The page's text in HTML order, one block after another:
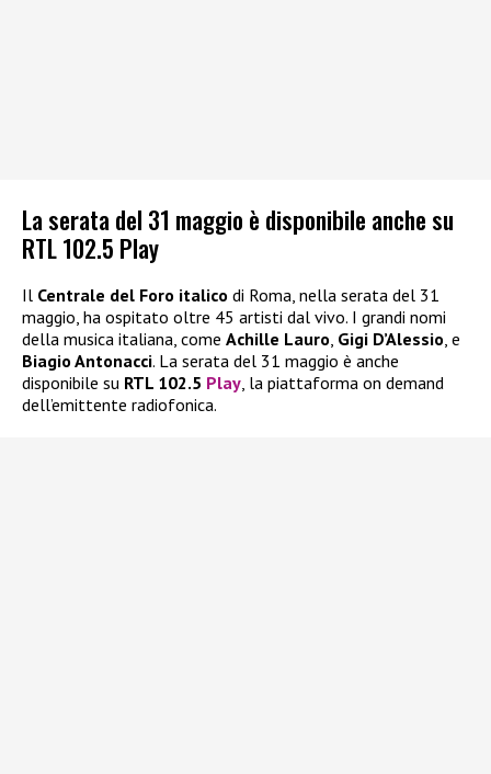
La serata del 31 maggio è disponibile anche su
RTL 102.5 Play
Il Centrale del Foro italico di Roma, nella serata del 31
maggio, ha ospitato oltre 45 artisti dal vivo. I grandi nomi
della musica italiana, come Achille Lauro Gigi D’Alessio , e
Biagio Antonacci. La serata del 31 maggio è anche
disponibile su RTL 102.5 Play , la piattaforma on demand
dell’emittente radiofonica.